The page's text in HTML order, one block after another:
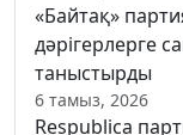
«Байтақ»
дәрігерлерге
таныстырды
6 тамыз, 2026
Respublica